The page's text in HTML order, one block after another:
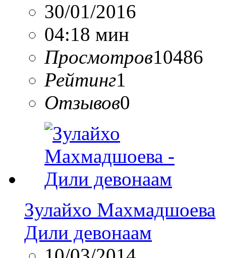
30/01/2016
04:18 мин
Просмотров10486
Рейтинг1
Отзывов0
Зулайхо Махмадшоева
Дили девонаам